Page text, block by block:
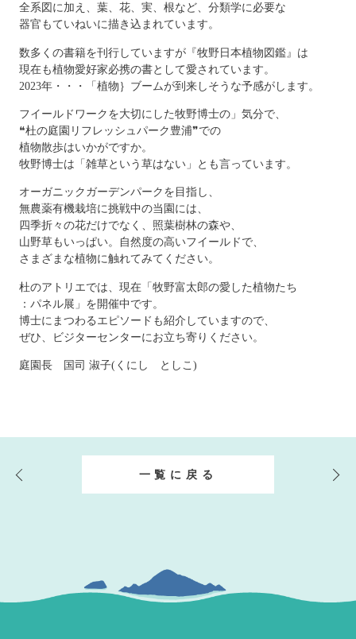
全系図に加え、葉、花、実、根など、分類学に必要な
器官もていねいに描き込まれています。
数多くの書籍を刊行していますが『牧野日本植物図鑑』は
現在も植物愛好家必携の書として愛されています。
2023年・・・「植物｝ブームが到来しそうな予感がします。
フイールドワークを大切にした牧野博士の」気分で、
❝杜の庭園リフレッシュパーク豊浦❞での
植物散歩はいかがですか。
牧野博士は「雑草という草はない」とも言っています。
オーガニックガーデンパークを目指し、
無農薬有機栽培に挑戦中の当園には、
四季折々の花だけでなく、照葉樹林の森や、
山野草もいっぱい。自然度の高いフイールドで、
さまざまな植物に触れてみてください。
杜のアトリエでは、現在「牧野富太郎の愛した植物たち
：パネル展」を開催中です。
博士にまつわるエピソードも紹介していますので、
ぜひ、ビジターセンターにお立ち寄りください。
庭園長 国司 淑子(くにし としこ)
一覧に戻る